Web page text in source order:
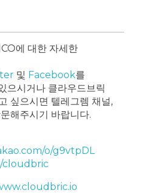
에 대한 자세한
및 Facebook를
으시거나 클라우드브릭
싶으시면 텔레그렘 채널,
해주시기 바랍니다.
o/g9vtpDL
cloudbric